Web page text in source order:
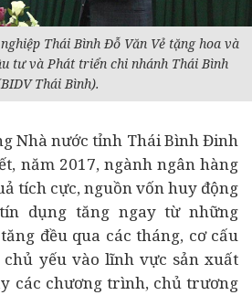
Thái Bình Đỗ Văn Vẻ tặng hoa và
tư và Phát triển chi nhánh Thái Bình
Thái Bình).
Nhà nước tỉnh Thái Bình Đinh
năm 2017, ngành ngân hàng
tích cực, nguồn vốn huy động
dụng tăng ngay từ những
đều qua các tháng, cơ cấu
yếu vào lĩnh vực sản xuất
các chương trình, chủ trương